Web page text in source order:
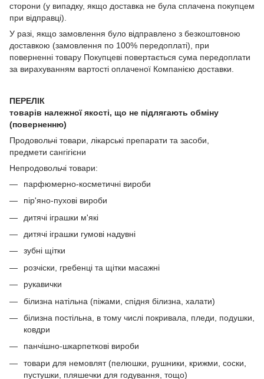
сторони (у випадку, якщо доставка не була сплачена покупцем
при відправці).
У разі, якщо замовлення було відправлено з безкоштовною
доставкою (замовлення по 100% передоплаті), при
поверненні товару Покупцеві повертається сума передоплати
за вирахуванням вартості оплаченої Компанією доставки.
ПЕРЕЛІК
товарів належної якості, що не підлягають обміну
(поверненню)
Продовольчі товари, лікарські препарати та засоби,
предмети сангігієни
Непродовольчі товари:
парфюмерно-косметичні вироби
пір'яно-пухові вироби
дитячі іграшки м'які
дитячі іграшки гумові надувні
зубні щітки
розчіски, гребенці та щітки масажні
рукавички
білизна натільна (піжами, спідня білизна, халати)
білизна постільна, в тому числі покривала, пледи, подушки,
ковдри
панчішно-шкарпеткові вироби
товари для немовлят (пелюшки, рушники, крижми, соски,
пустушки, пляшечки для годування, тощо)